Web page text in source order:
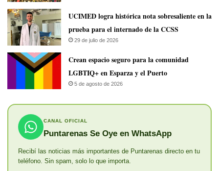
UCIMED logra histórica nota sobresaliente en la
prueba para el internado de la CCSS
29 de julio de 2026
Crean espacio seguro para la comunidad
LGBTIQ+ en Esparza y el Puerto
5 de agosto de 2026
CANAL OFICIAL
Puntarenas Se Oye en WhatsApp
Recibí las noticias más importantes de Puntarenas directo en tu
teléfono. Sin spam, solo lo que importa.